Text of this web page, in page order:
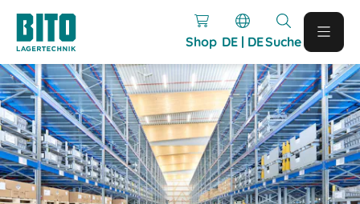
Shop DE | DESuche